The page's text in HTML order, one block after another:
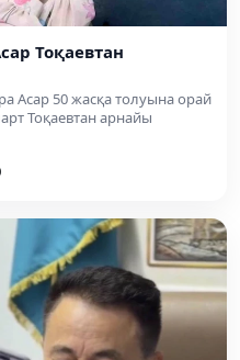
Тоқаевтан
Асар 50 жасқа толуына орай
Тоқаевтан арнайы